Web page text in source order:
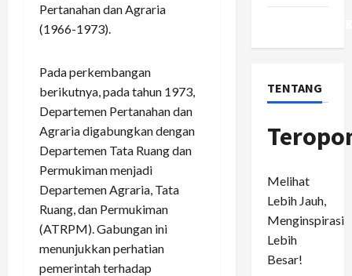
Pertanahan dan Agraria
(1966-1973).
Pada perkembangan
berikutnya, pada tahun 1973,
Departemen Pertanahan dan
Agraria digabungkan dengan
Departemen Tata Ruang dan
Permukiman menjadi
Departemen Agraria, Tata
Ruang, dan Permukiman
(ATRPM). Gabungan ini
menunjukkan perhatian
pemerintah terhadap
TENTANG
Melihat
Lebih Jauh,
Menginspirasi
Lebih
Besar!